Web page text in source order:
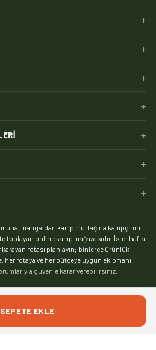
SEPETE EKLE
+
+
+
+
+
+
+
mangaldan kamp mutfağına kampçının
toplayan online kamp mağazasıdır. İster hafta
rotası planlayın; binlerce ürünlük
her rotaya ve her bütçeye uygun ekipmanı
güvenle karar verebilirsiniz.
kategorimizde 2, 3 ve 4 kişilik modellerden aile
içinde kurulan otomatik çadırlardan
yelpaze sizi bekliyor. Zorlu hava koşullarında
dayanımına göre seçebileceğiniz